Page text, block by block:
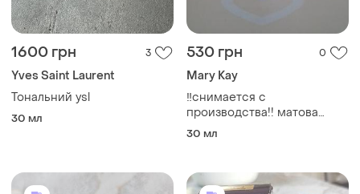
1600 грн 3
Yves Saint Laurent
Тональний ysl
30 мл
530 грн 0
Mary Kay
‼️снимается с
производства!!️ матова
тональна основа
(матовый)
30 мл